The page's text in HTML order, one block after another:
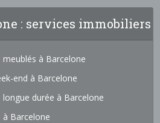
: services immobiliers
à Barcelone
end à Barcelone
durée à Barcelone
Barcelone